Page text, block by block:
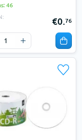
46
€0.76